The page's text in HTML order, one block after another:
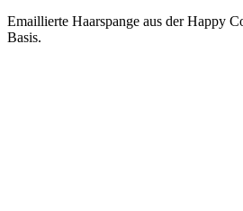
Emaillierte Haarspange aus der Happy
Basis.